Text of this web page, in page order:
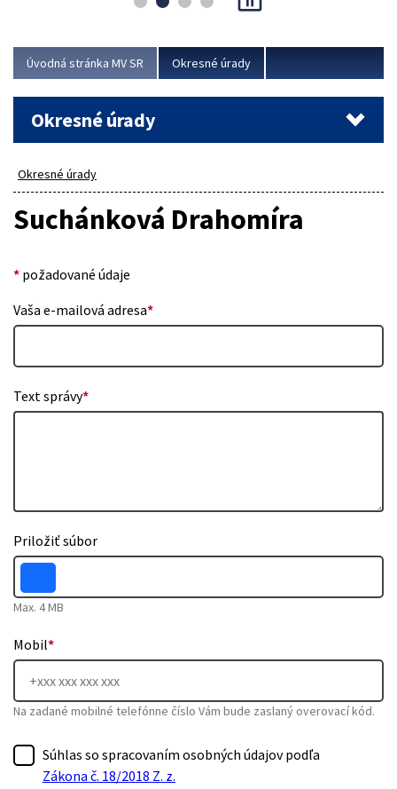
asociácie poisťovní (SLASPO) a Ministerstva vnútra SR.
Viac
Úvodná stránka MV SR Okresné úrady
Okresné úrady
Okresné úrady
Suchánková Drahomíra
* požadované údaje
Vaša e-mailová adresa*
Text správy*
Priložiť súbor
Max. 4 MB
Mobil*
Na zadané mobilné telefónne číslo Vám bude zaslaný overovací kód.
Súhlas so spracovaním osobných údajov podľa
Zákona č. 18/2018 Z. z.